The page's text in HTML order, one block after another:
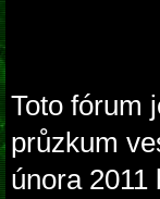
Toto fórum
průzkum
února 2011